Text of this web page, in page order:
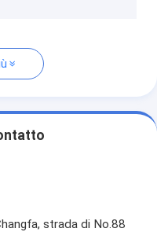
strada di No.88